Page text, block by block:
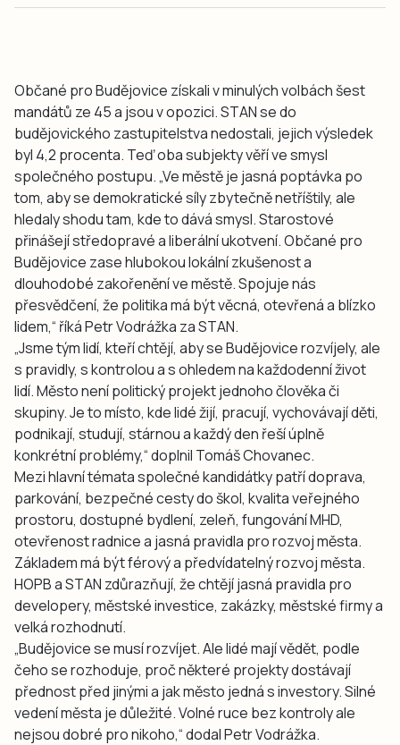
Občané pro Budějovice získali v minulých volbách šest
mandátů ze 45 a jsou v opozici. STAN se do
budějovického zastupitelstva nedostali, jejich výsledek
byl 4,2 procenta. Teď oba subjekty věří ve smysl
společného postupu. „Ve městě je jasná poptávka po
tom, aby se demokratické síly zbytečně netříštily, ale
hledaly shodu tam, kde to dává smysl. Starostové
přinášejí středopravé a liberální ukotvení. Občané pro
Budějovice zase hlubokou lokální zkušenost a
dlouhodobé zakořenění ve městě. Spojuje nás
přesvědčení, že politika má být věcná, otevřená a blízko
lidem,“ říká Petr Vodrážka za STAN.
„Jsme tým lidí, kteří chtějí, aby se Budějovice rozvíjely, ale
s pravidly, s kontrolou a s ohledem na každodenní život
lidí. Město není politický projekt jednoho člověka či
skupiny. Je to místo, kde lidé žijí, pracují, vychovávají děti,
podnikají, studují, stárnou a každý den řeší úplně
konkrétní problémy,“ doplnil Tomáš Chovanec.
Mezi hlavní témata společné kandidátky patří doprava,
parkování, bezpečné cesty do škol, kvalita veřejného
prostoru, dostupné bydlení, zeleň, fungování MHD,
otevřenost radnice a jasná pravidla pro rozvoj města.
Základem má být férový a předvídatelný rozvoj města.
HOPB a STAN zdůrazňují, že chtějí jasná pravidla pro
developery, městské investice, zakázky, městské firmy a
velká rozhodnutí.
„Budějovice se musí rozvíjet. Ale lidé mají vědět, podle
čeho se rozhoduje, proč některé projekty dostávají
přednost před jinými a jak město jedná s investory. Silné
vedení města je důležité. Volné ruce bez kontroly ale
nejsou dobré pro nikoho,“ dodal Petr Vodrážka.